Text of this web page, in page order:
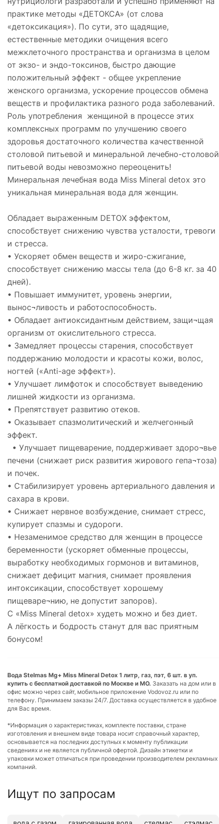
практике методы «ДЕТОКСА» (от слова
«детоксикация»). По сути, это щадящие,
естественные методики очищения всего
межклеточного пространства и организма в целом
от экзо- и эндо-токсинов, быстро дающие
положительный эффект - общее укрепление
женского организма, ускорение процессов обмена
веществ и профилактика разного рода заболеваний.
Роль употребления женщиной в процессе этих
комплексных программ по улучшению своего
здоровья достаточного количества качественной
столовой питьевой и минеральной лечебно-столовой
питьевой воды невозможно переоценить!
Минеральная лечебная вода Miss Mineral detox это
уникальная минеральная вода для женщин.
Обладает выраженным DETOX эффектом,
способствует снижению чувства усталости, тревоги
и стресса.
• Ускоряет обмен веществ и жиро-сжигание,
способствует снижению массы тела (до 6-8 кг. за 40
дней).
• Повышает иммунитет, уровень энергии,
вынос¬ливость и работоспособность.
• Обладает антиоксидантным действием, защи¬щая
организм от окислительного стресса.
• Замедляет процессы старения, способствует
поддержанию молодости и красоты кожи, волос,
ногтей («Anti-age эффект»).
• Улучшает лимфоток и способствует выведению
лишней жидкости из организма.
• Препятствует развитию отеков.
• Оказывает спазмолитический и желчегонный
эффект.
• Улучшает пищеварение, поддерживает здоро¬вье
печени (снижает риск развития жирового гепа¬тоза)
и почек.
• Стабилизирует уровень артериального давления и
сахара в крови.
• Снижает нервное возбуждение, снимает стресс,
купирует спазмы и судороги.
• Незаменимое средство для женщин в процессе
беременности (ускоряет обменные процессы,
выработку необходимых гормонов и витаминов,
снижает дефицит магния, снимает проявления
интоксикации, способствует хорошему
пищеваре¬нию, не допустит запоров).
С «Miss Mineral detox» худеть можно и без диет.
А лёгкость и бодрость станут для вас приятным
бонусом!
Вода Stelmas Mg+ Miss Mineral Detox 1 литр, газ, пэт, 6 шт. в уп.
купить с бесплатной доставкой по Москве и МО. Заказать на дом или в
офис можно через сайт, мобильное приложение Vodovoz.ru или по
телефону. Принимаем заказы 24/7. Доставка осуществляется в удобное
для Вас время.
*Информация о характеристиках, комплекте поставки, стране
изготовления и внешнем виде товара носит справочный характер,
основывается на последних доступных к моменту публикации
сведениях и не является публичной офертой. Дизайн этикетки и
упаковки может отличаться при проведении производителем рекламных
компаний.
Ищут по запросам